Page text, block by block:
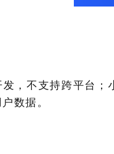
，不支持跨平台
数据。